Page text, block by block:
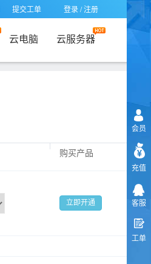
提交工单 登录/注册
云电脑 云服务器
购买产品
会员
充值
客服
工单